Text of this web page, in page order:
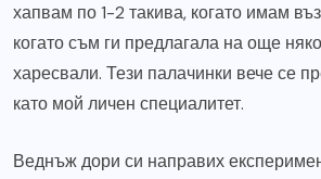
хапвам по 1-2 такива, когато имам
когато съм ги предлагала на още
харесвали. Тези палачинки вече се
като мой личен специалитет.
Веднъж дори си направих